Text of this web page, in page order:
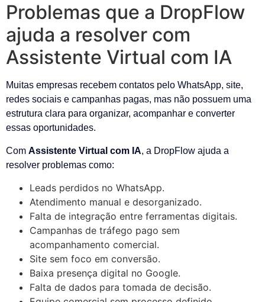
Problemas que a DropFlow
ajuda a resolver com
Assistente Virtual com IA
Muitas empresas recebem contatos pelo WhatsApp, site,
redes sociais e campanhas pagas, mas não possuem uma
estrutura clara para organizar, acompanhar e converter
essas oportunidades.
Com Assistente Virtual com IA, a DropFlow ajuda a
resolver problemas como:
Leads perdidos no WhatsApp.
Atendimento manual e desorganizado.
Falta de integração entre ferramentas digitais.
Campanhas de tráfego pago sem
acompanhamento comercial.
Site sem foco em conversão.
Baixa presença digital no Google.
Falta de dados para tomada de decisão.